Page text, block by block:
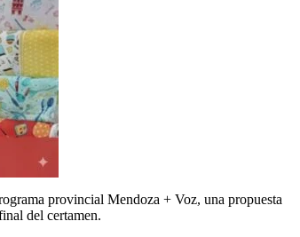
provincial Mendoza + Voz, una propuesta
del certamen.